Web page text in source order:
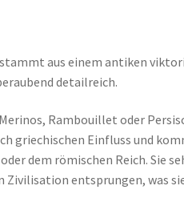
aus einem antiken
detailreich.
Rambouillet oder
griechischen Einfluss und
dem römischen Reich. Sie
Zivilisation entsprungen, was